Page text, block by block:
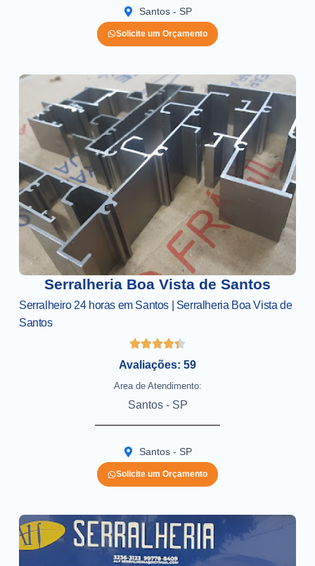
Santos - SP
Solicite um Orçamento
Serralheria Boa Vista de Santos
Serralheiro 24 horas em Santos | Serralheria Boa Vista de
Santos
Avaliações: 59
Area de Atendimento:
Santos - SP
Santos - SP
Solicite um Orçamento